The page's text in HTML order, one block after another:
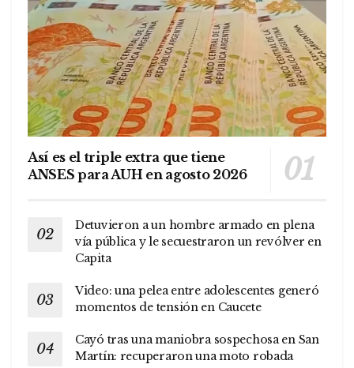
Así es el triple extra que tiene
ANSES para AUH en agosto 2026
Detuvieron a un hombre armado en plena
vía pública y le secuestraron un revólver en
Capita
Video: una pelea entre adolescentes generó
momentos de tensión en Caucete
Cayó tras una maniobra sospechosa en San
Martín: recuperaron una moto robada